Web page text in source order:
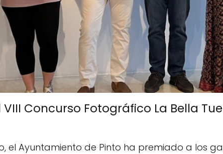
Concurso Fotográfico La Bella
el Ayuntamiento de Pinto ha premiado a los